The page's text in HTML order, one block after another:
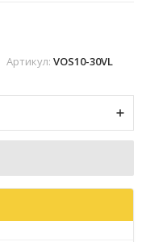
Артикул: VOS10-30VL